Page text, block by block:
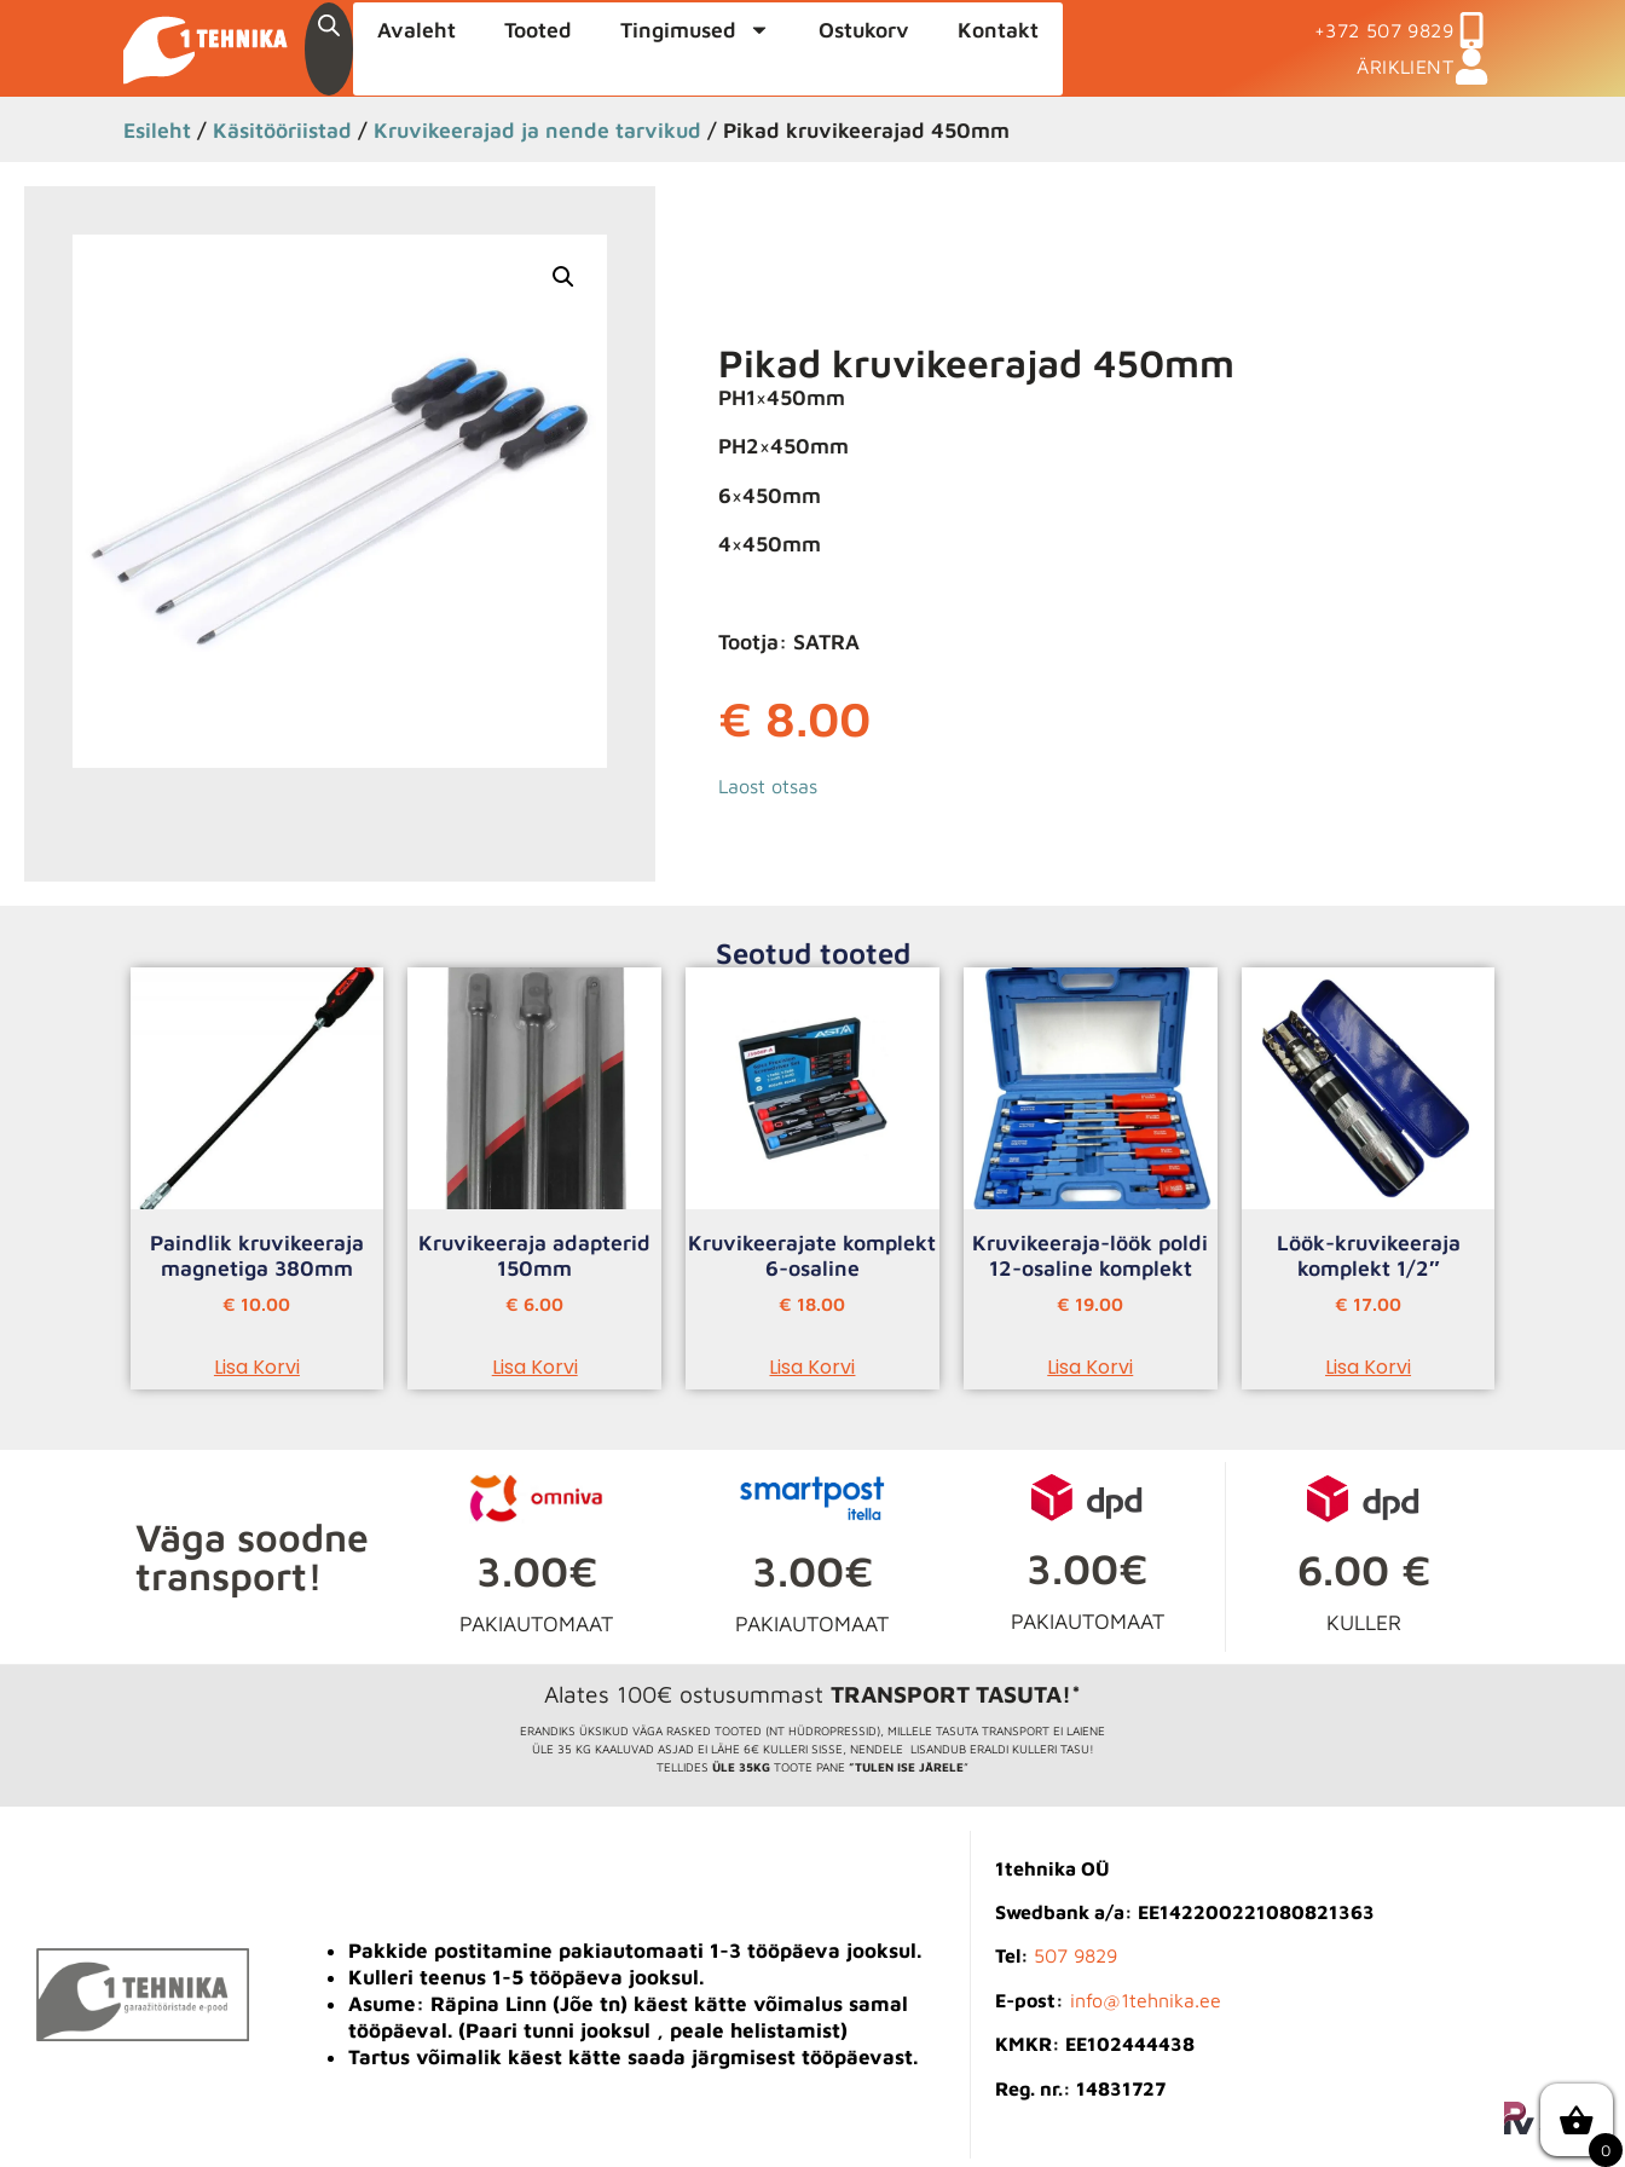
Avaleht Tooted Tingimused Ostukorv Kontakt
+372 507 9829
ÄRIKLIENT
Esileht / Käsitööriistad / Kruvikeerajad ja nende tarvikud / Pikad kruvikeerajad 450mm
Pikad kruvikeerajad 450mm
PH1×450mm
PH2×450mm
6×450mm
4×450mm
Tootja: SATRA
€ 8.00
Laost otsas
Seotud tooted
Paindlik kruvikeeraja
magnetiga 380mm
€ 10.00
Lisa Korvi
Kruvikeeraja adapterid
150mm
€ 6.00
Lisa Korvi
Kruvikeerajate komplekt
6-osaline
€ 18.00
Lisa Korvi
Kruvikeeraja-löök poldi
12-osaline komplekt
€ 19.00
Lisa Korvi
Löök-kruvikeeraja
komplekt 1/2″
€ 17.00
Lisa Korvi
Väga soodne
transport!
3.00€
PAKIAUTOMAAT
3.00€
PAKIAUTOMAAT
3.00€
PAKIAUTOMAAT
6.00 €
KULLER
Alates 100€ ostusummast TRANSPORT TASUTA!*
ERANDIKS ÜKSIKUD VÄGA RASKED TOOTED (NT HÜDROPRESSID), MILLELE TASUTA TRANSPORT EI LAIENE
ÜLE 35 KG KAALUVAD ASJAD EI LÄHE 6€ KULLERI SISSE, NENDELE LISANDUB ERALDI KULLERI TASU!
TELLIDES ÜLE 35KG TOOTE PANE ”TULEN ISE JÄRELE”
Pakkide postitamine pakiautomaati 1-3 tööpäeva jooksul.
Kulleri teenus 1-5 tööpäeva jooksul.
Asume: Räpina Linn (Jõe tn) käest kätte võimalus samal
tööpäeval. (Paari tunni jooksul , peale helistamist)
Tartus võimalik käest kätte saada järgmisest tööpäevast.
1tehnika OÜ
Swedbank a/a: EE142200221080821363
Tel: 507 9829
E-post: info@1tehnika.ee
KMKR: EE102444438
Reg. nr.: 14831727
0